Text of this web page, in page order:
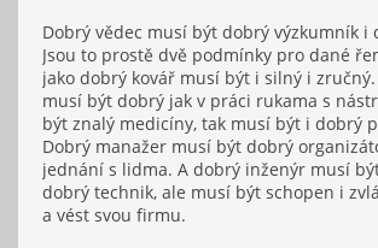
Dobrý vědec musí být dobrý výzkumník i
Jsou to prostě dvě podmínky pro dané
jako dobrý kovář musí být i silný i
musí být dobrý jak v práci rukama s
být znalý medicíny, tak musí být i dobrý
Dobrý manažer musí být dobrý
jednání s lidma. A dobrý inženýr musí
dobrý technik, ale musí být schopen i
a vést svou firmu.